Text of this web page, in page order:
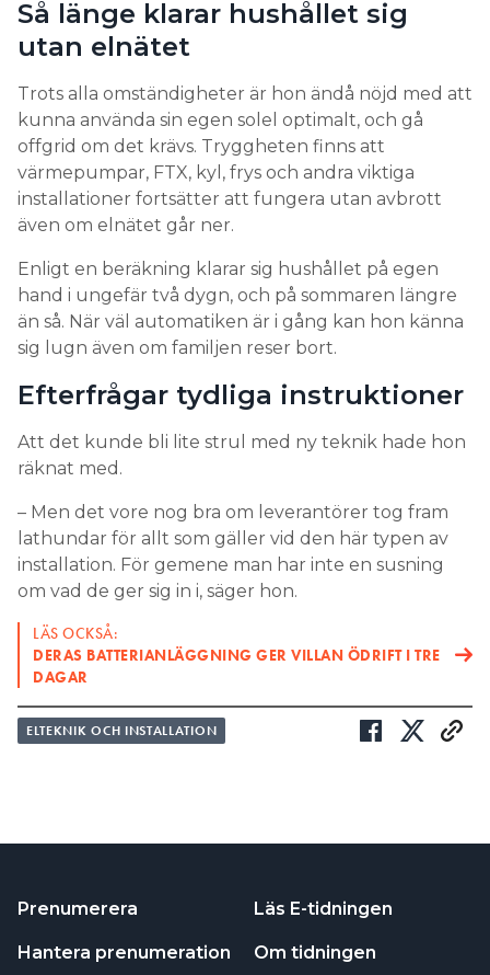
Så länge klarar hushållet sig
utan elnätet
Trots alla omständigheter är hon ändå nöjd med att
kunna använda sin egen solel optimalt, och gå
offgrid om det krävs. Tryggheten finns att
värmepumpar, FTX, kyl, frys och andra viktiga
installationer fortsätter att fungera utan avbrott
även om elnätet går ner.
Enligt en beräkning klarar sig hushållet på egen
hand i ungefär två dygn, och på sommaren längre
än så. När väl automatiken är i gång kan hon känna
sig lugn även om familjen reser bort.
Efterfrågar tydliga instruktioner
Att det kunde bli lite strul med ny teknik hade hon
räknat med.
– Men det vore nog bra om leverantörer tog fram
lathundar för allt som gäller vid den här typen av
installation. För gemene man har inte en susning
om vad de ger sig in i, säger hon.
LÄS OCKSÅ:
DERAS BATTERIANLÄGGNING GER VILLAN ÖDRIFT I TRE
DAGAR
ELTEKNIK OCH INSTALLATION
Prenumerera
Hantera prenumeration
Läs E-tidningen
Om tidningen